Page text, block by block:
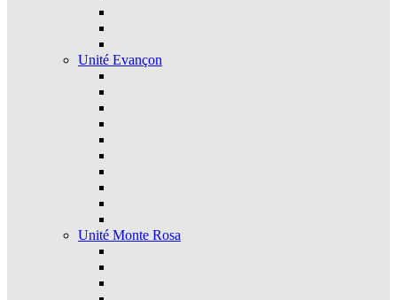
Unité Evançon
Unité Monte Rosa